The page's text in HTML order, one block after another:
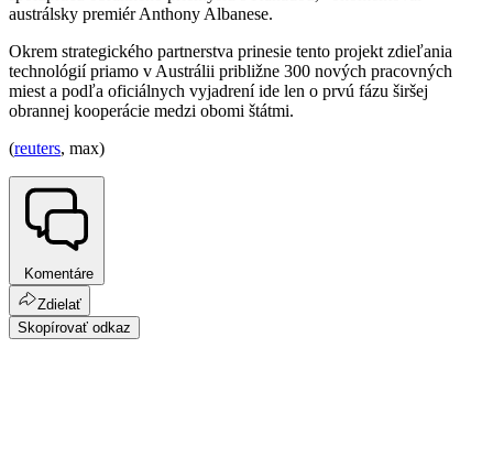
austrálsky premiér Anthony Albanese.
Okrem strategického partnerstva prinesie tento projekt zdieľania
technológií priamo v Austrálii približne 300 nových pracovných
miest a podľa oficiálnych vyjadrení ide len o prvú fázu širšej
obrannej kooperácie medzi obomi štátmi.
(reuters, max)
Komentáre
Zdielať
Skopírovať odkaz